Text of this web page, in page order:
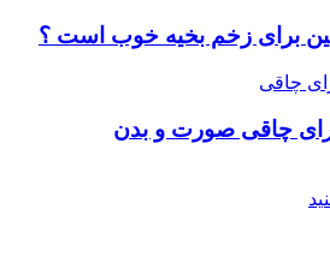
برای زخم بخیه خوب است ؟
چاقی صورت و بدن